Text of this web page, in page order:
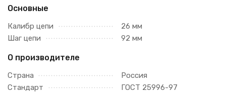
Основные
Калибр цепи
26 мм
Шаг цепи
92 мм
О производителе
Страна
Россия
Стандарт
ГОСТ 25996-97